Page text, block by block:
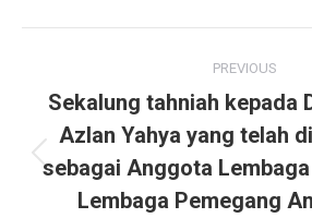
navigation
PREVIOUS
Previous
post:
Sekalung tahniah kepada
Azlan Yahya yang telah
sebagai Anggota
Lembaga Pemegang